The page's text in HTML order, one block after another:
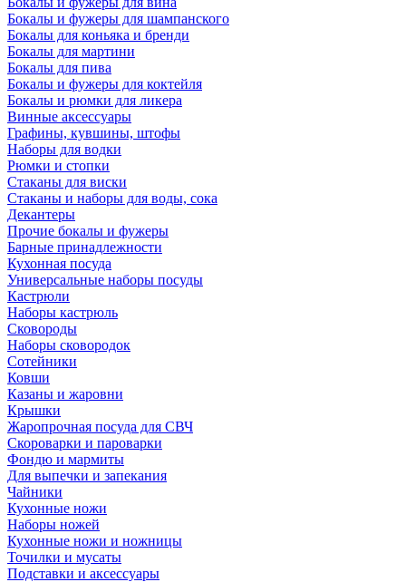
Бокалы и фужеры для шампанского
Бокалы для коньяка и бренди
Бокалы для мартини
Бокалы для пива
Бокалы и фужеры для коктейля
Бокалы и рюмки для ликера
Винные аксессуары
Графины, кувшины, штофы
Наборы для водки
Рюмки и стопки
Стаканы для виски
Стаканы и наборы для воды, сока
Декантеры
Прочие бокалы и фужеры
Барные принадлежности
Кухонная посуда
Универсальные наборы посуды
Кастрюли
Наборы кастрюль
Сковороды
Наборы сковородок
Сотейники
Ковши
Казаны и жаровни
Крышки
Жаропрочная посуда для СВЧ
Скороварки и пароварки
Фондю и мармиты
Для выпечки и запекания
Чайники
Кухонные ножи
Наборы ножей
Кухонные ножи и ножницы
Точилки и мусаты
Подставки и аксессуары